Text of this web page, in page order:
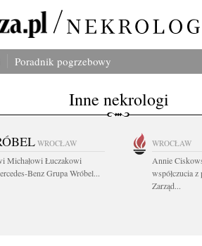
Poradnik pogrzebowy
Inne nekrologi
WROCŁAW
Michałowi Łuczakowi
Benz Grupa Wróbel...
WROCŁAW
Annie
współczucia
Zarząd...